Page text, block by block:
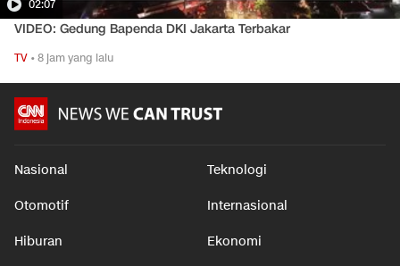
02:07
VIDEO: Gedung Bapenda DKI Jakarta Terbakar
TV •8 jam yang lalu
Nasional Teknologi
Otomotif Internasional
Hiburan Ekonomi